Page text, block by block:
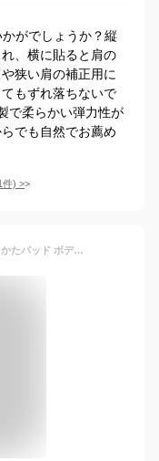
がでしょうか？縦
、横に貼ると肩の
狭い肩の補正用に
もずれ落ちないで
で柔らかい弾力性が
でも自然でお薦め
件) >
パワーショルダーヌー 肩パット なで肩 かたパッド ボディメイク 肩メイク シリコン スポンジ ショルダーパッド 通気性 粘着式 肩に直接貼る シームレス 貼る肩パッド 取り外し可能 小顔 ジャケット ワンピース